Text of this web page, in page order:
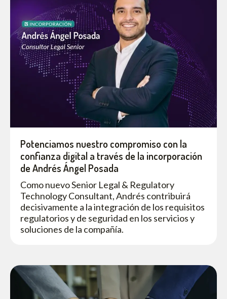
Potenciamos nuestro compromiso con la
confianza digital a través de la incorporación
de Andrés Ángel Posada
Como nuevo Senior Legal & Regulatory
Technology Consultant, Andrés contribuirá
decisivamente a la integración de los requisitos
regulatorios y de seguridad en los servicios y
soluciones de la compañía.